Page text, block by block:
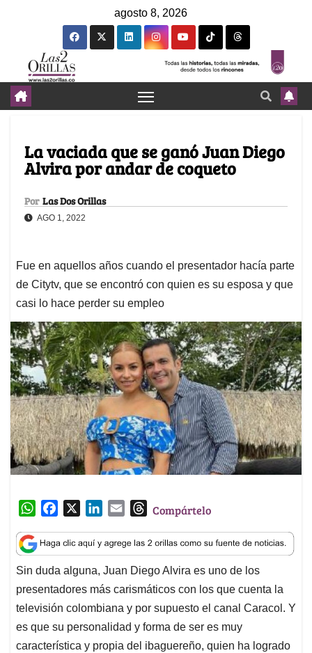
agosto 8, 2026
La vaciada que se ganó Juan Diego
Alvira por andar de coqueto
Por Las Dos Orillas
AGO 1, 2022
Fue en aquellos años cuando el presentador hacía parte
de Citytv, que se encontró con quien es su esposa y que
casi lo hace perder su empleo
W
a
t
s
A
p
p
c
e
b
o
o
k
n
k
e
d
I
n
a
i
l
T
r
e
a
d
s
Compártelo
Sin duda alguna, Juan Diego Alvira es uno de los
presentadores más carismáticos con los que cuenta la
televisión colombiana y por supuesto el canal Caracol. Y
es que su personalidad y forma de ser es muy
característica y propia del ibaguereño, quien ha logrado